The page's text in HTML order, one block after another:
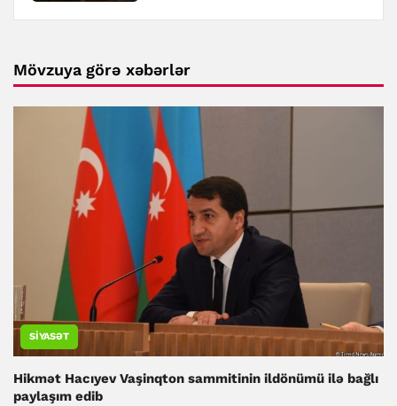
Mövzuya görə xəbərlər
SIYASƏT
Hikmət Hacıyev Vaşinqton sammitinin ildönümü ilə bağlı
paylaşım edib